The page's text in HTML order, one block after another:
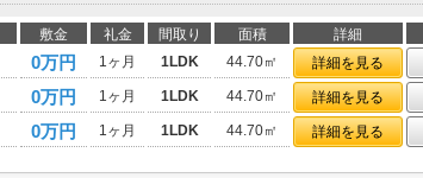
敷金 礼金 間取り 面積 詳細
0万円 1ヶ月 1LDK 44.70㎡ 詳細を見る
0万円 1ヶ月 1LDK 44.70㎡ 詳細を見る
0万円 1ヶ月 1LDK 44.70㎡ 詳細を見る